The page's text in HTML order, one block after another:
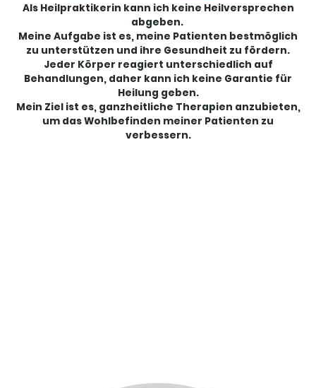
Als Heilpraktikerin kann ich keine Heilversprechen
abgeben.
Meine Aufgabe ist es, meine Patienten bestmöglich
zu unterstützen und ihre Gesundheit zu fördern.
Jeder Körper reagiert unterschiedlich auf
Behandlungen, daher kann ich keine Garantie für
Heilung geben.
Mein Ziel ist es, ganzheitliche Therapien anzubieten,
um das Wohlbefinden meiner Patienten zu
verbessern.